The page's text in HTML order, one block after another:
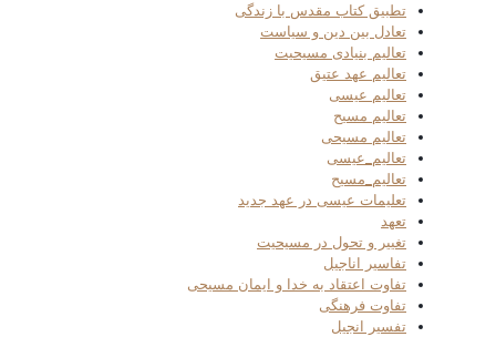
تطبیق کتاب مقدس با زندگی
تعادل بین دین و سیاست
تعالیم بنیادی مسیحیت
تعالیم عهد عتیق
تعالیم عیسی
تعالیم مسیح
تعالیم مسیحی
تعالیم_عیسی
تعالیم_مسیح
تعلیمات عیسی در عهد جدید
تعهد
تغییر و تحول در مسیحیت
تفاسیر اناجیل
تفاوت اعتقاد به خدا و ایمان مسیحی
تفاوت فرهنگی
تفسیر انجیل